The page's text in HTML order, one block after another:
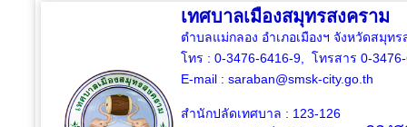
เทศบาลเมืองสมุทรสงคราม
ตำบลแม่กลอง อำเภอเมืองฯ จังหวัดสมุท
โทร : 0-3476-6416-9, โทรสาร 0-
E-mail : saraban@smsk-city.go.th
สำนักปลัดเทศบาล : 123-126